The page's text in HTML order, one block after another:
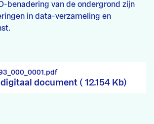
benadering van de ondergrond zijn
in data-verzameling en
digitaal document ( 12.154 Kb)